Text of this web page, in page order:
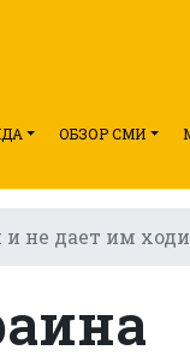
ОБЗОР СМИ
не дает им